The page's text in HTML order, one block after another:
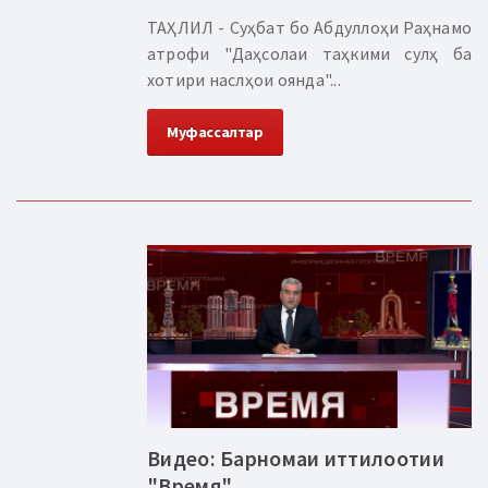
ТАҲЛИЛ - Суҳбат бо Абдуллоҳи Раҳнамо
атрофи "Даҳсолаи таҳкими сулҳ ба
хотири наслҳои оянда"...
Муфассалтар
Видео: Барномаи иттилоотии